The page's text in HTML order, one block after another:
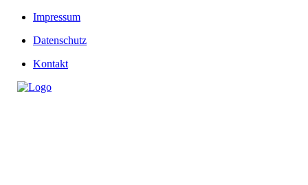
Impressum
Datenschutz
Kontakt